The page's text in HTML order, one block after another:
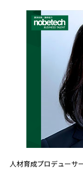
人材育成プロデューサ